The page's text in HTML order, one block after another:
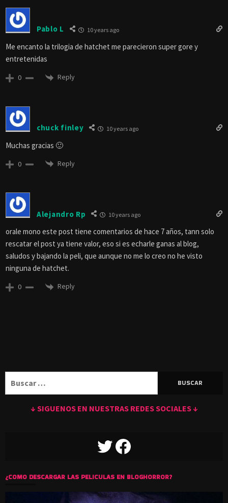
Pablo L 10 years ago
Me encanto la trilogia de hatchet me parecieron super gore y
entretenidas
0 Reply
chuck finley 10 years ago
Muchas gracias 🙂
0 Reply
Alejandro Rp 10 years ago
orale mono este post tiene comentarios de hace 7 años, tann solo
rescatar el post ya tiene valor, eso si es echarle ganas al blog,
saludos y bajando la peli, que aunque no me lo creo no he visto
ninguna de hatchet.
0 Reply
↓ SIGUENOS EN NUESTRAS REDES SOCIALES ↓
TWITTERFACEBOOK
¿COMO DESCARGAR LAS PELICULAS EN BLOGHORROR?